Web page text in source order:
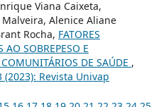
Viana Caixeta,
Alenice Aliane
Rocha, FATORES
AO SOBREPESO E
DE SAÚDE ,
Revista Univap